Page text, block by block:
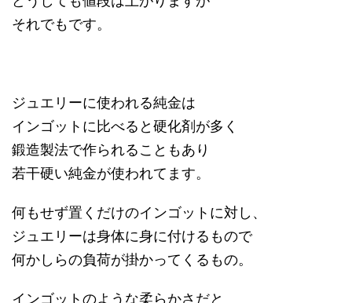
それでもです。
ジュエリーに使われる純金は
インゴットに比べると硬化剤が多く
鍛造製法で作られることもあり
若干硬い純金が使われてます。
何もせず置くだけのインゴットに対し、
ジュエリーは身体に身に付けるもので
何かしらの負荷が掛かってくるもの。
インゴットのような柔らかさだと